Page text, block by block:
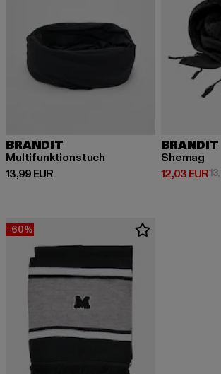
BRANDIT
Multifunktionstuch
13,99 EUR
Derzeitiger Preis: 13,99 EUR
BRANDIT
Shemag
12,03 EUR
Derzeitiger
-60%